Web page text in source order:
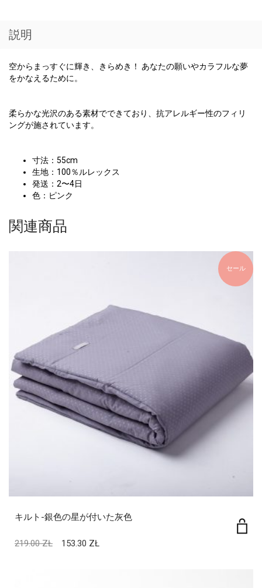
タ
ー-
ン
ク
説明
空からまっすぐに輝き、きらめき！ あなたの願いやカラフルな夢
をかなえるために。
柔らかな光沢のある素材でできており、抗アレルギー性のフィリ
ングが施されています。
寸法：55cm
生地：100％ルレックス
発送：2〜4日
色：ピンク
関連商品
セール
キルト-銀色の星が付いた灰色
219.00ZŁ 153.30 ZŁ